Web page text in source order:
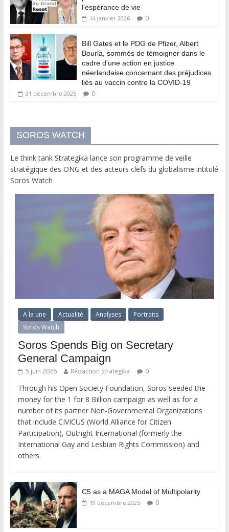
l’espérance de vie
14 janvier 2026 0
Bill Gates et le PDG de Pfizer, Albert
Bourla, sommés de témoigner dans le
cadre d’une action en justice
néerlandaise concernant des préjudices
liés au vaccin contre la COVID-19
31 décembre 2025 0
SOROS WATCH
Le think tank Strategika lance son programme de veille
stratégique des ONG et des acteurs clefs du globalisme intitulé
Soros Watch
A la une Actualité Analyses
Portraits
Soros Watch
Soros Spends Big on Secretary
General Campaign
5 juin 2026 Rédaction Strategika 0
Through his Open Society Foundation, Soros seeded the
money for the 1 for 8 Billion campaign as well as for a
number of its partner Non-Governmental Organizations
that include CIVICUS (World Alliance for Citizen
Participation), Outright International (formerly the
International Gay and Lesbian Rights Commission) and
others.
C5 as a MAGA Model of Multipolarity
19 décembre 2025 0